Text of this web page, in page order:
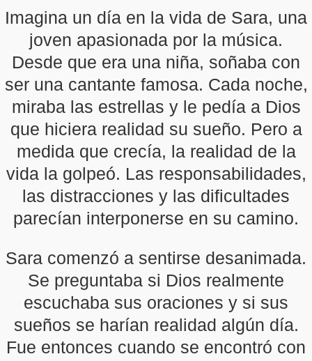
Imagina un día en la vida de Sara, una
joven apasionada por la música.
Desde que era una niña, soñaba con
ser una cantante famosa. Cada noche,
miraba las estrellas y le pedía a Dios
que hiciera realidad su sueño. Pero a
medida que crecía, la realidad de la
vida la golpeó. Las responsabilidades,
las distracciones y las dificultades
parecían interponerse en su camino.
Sara comenzó a sentirse desanimada.
Se preguntaba si Dios realmente
escuchaba sus oraciones y si sus
sueños se harían realidad algún día.
Fue entonces cuando se encontró con